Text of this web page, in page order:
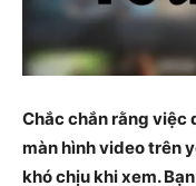
Chắc chắn rằng việc
màn hình video trên
khó chịu khi xem.